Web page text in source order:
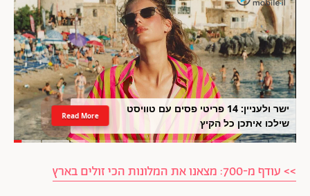
ישר ולעניין: 14 פריטי פסים עם טוויסט
שילכו איתכן כל הקיץ
Read More
>> עודף מ-700: מצאנו את המלונות הכי זולים בארץ